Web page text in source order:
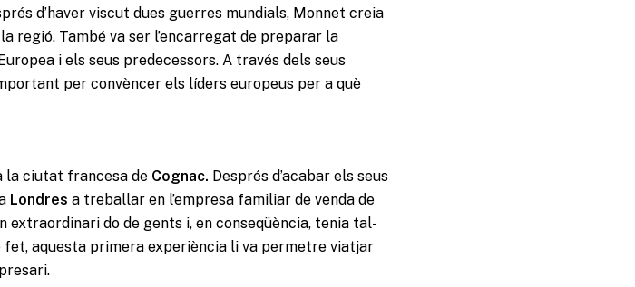
d’haver viscut dues guerres mundials, Monnet creia
regió. També va ser l’encarregat de preparar la
i els seus predecessors. A través dels seus
per convèncer els líders europeus per a què
la ciutat francesa de Cognac. Després d’acabar els seus
Londres a treballar en l’empresa familiar de venda de
extraordinari do de gents i, en conseqüència, tenia tal-
aquesta primera experiència li va permetre viatjar